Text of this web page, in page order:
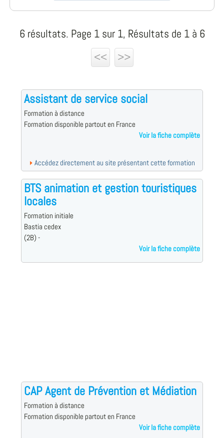
6 résultats. Page 1 sur 1, Résultats de 1 à 6
<<
>>
Assistant de service social
Formation à distance
Formation disponible partout en France
Voir la fiche complète
Accédez directement au site présentant cette formation
BTS animation et gestion touristiques
locales
Formation initiale
Bastia cedex
(2B) -
Voir la fiche complète
CAP Agent de Prévention et Médiation
Formation à distance
Formation disponible partout en France
Voir la fiche complète